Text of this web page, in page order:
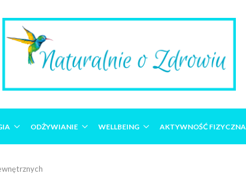
ODŻYWIANIE WELLBEING AKTYWNOŚĆ FIZYCZNA